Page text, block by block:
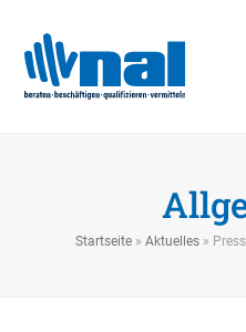
Startseite » Aktuelles »